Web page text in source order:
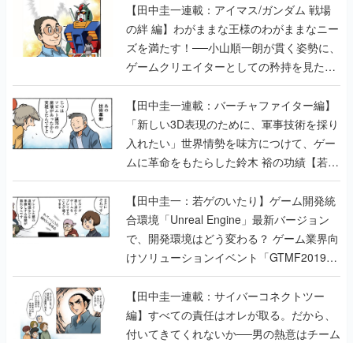
【田中圭一連載：アイマス/ガンダム 戦場
の絆 編】わがままな王様のわがままなニー
ズを満たす！──小山順一朗が貫く姿勢に、
ゲームクリエイターとしての矜持を見た
【若ゲのいたり最終回】
【田中圭一連載：バーチャファイター編】
「新しい3D表現のために、軍事技術を採り
入れたい」世界情勢を味方につけて、ゲー
ムに革命をもたらした鈴木 裕の功績【若ゲ
のいたり】
【田中圭一：若ゲのいたり】ゲーム開発統
合環境「Unreal Engine」最新バージョン
で、開発環境はどう変わる？ ゲーム業界向
けソリューションイベント「GTMF2019」
に行って、より理解を深めよう【PR】
【田中圭一連載：サイバーコネクトツー
編】すべての責任はオレが取る。だから、
付いてきてくれないか──男の熱意はチーム